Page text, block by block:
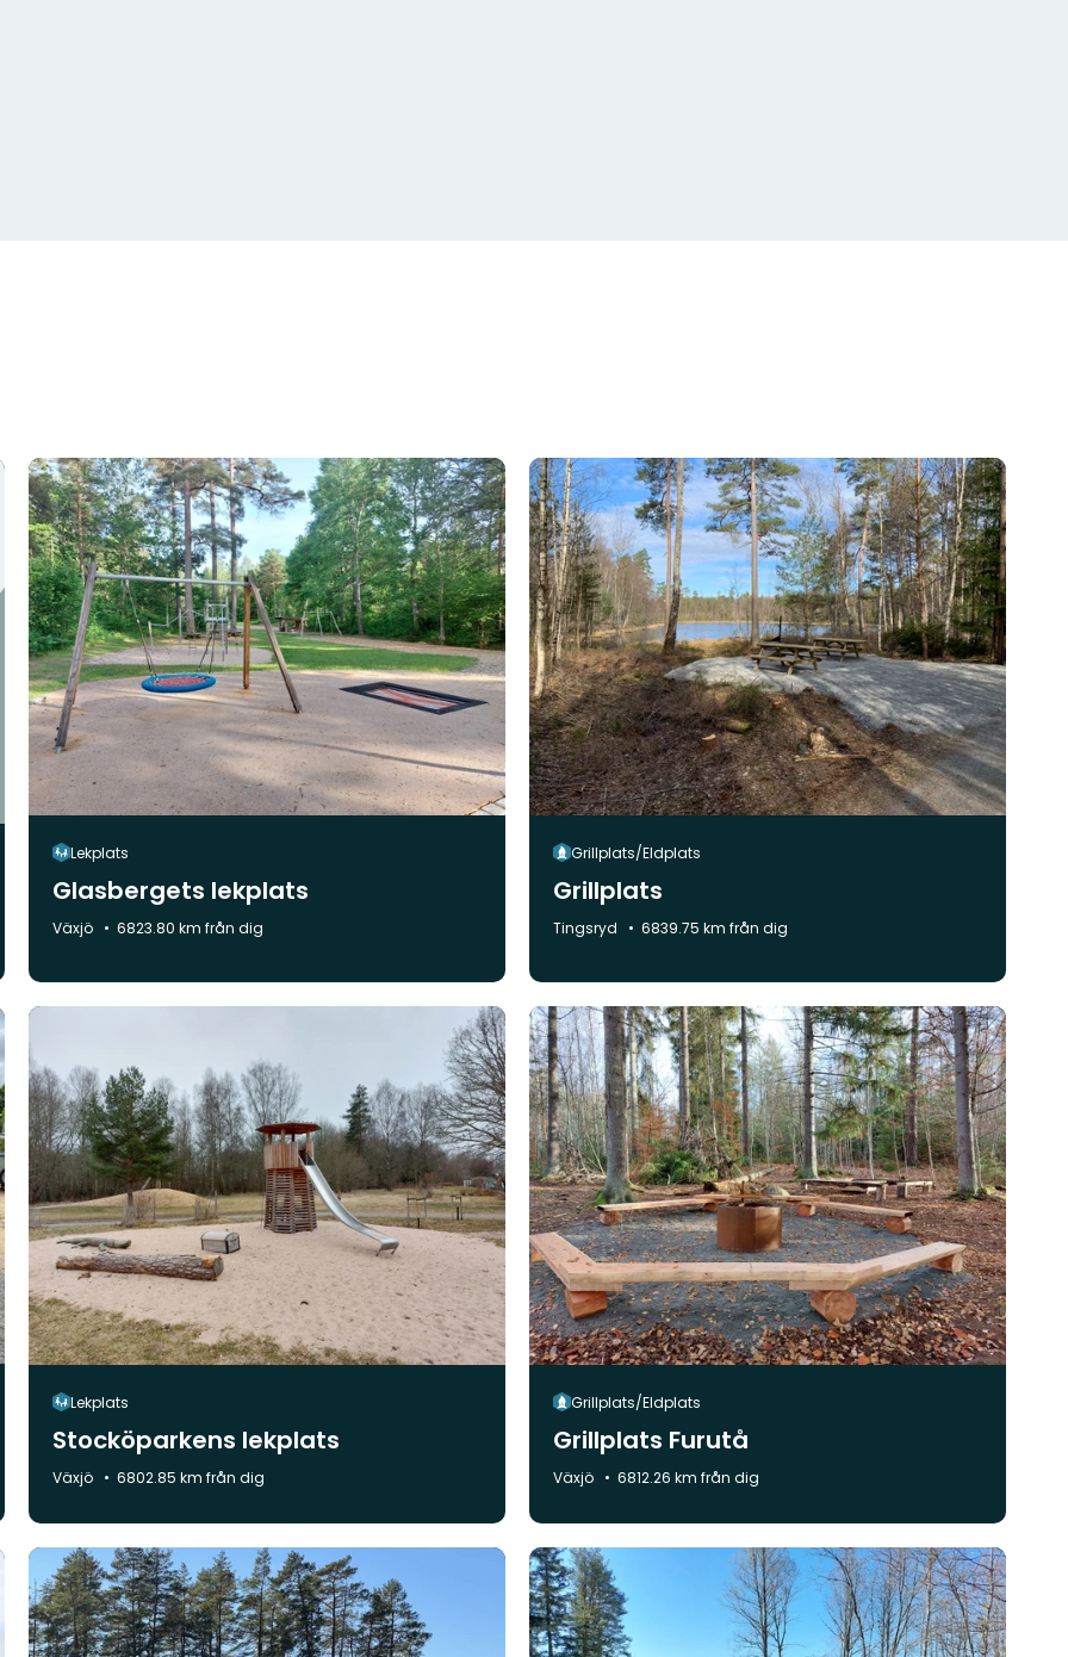
Lekplats
Glasbergets lekplats
Kommun:
Växjö 6823.80 km från dig
Grillplats/Eldplats
Grillplats
Kommun:
Tingsryd 6839.75 km från dig
Lekplats
Stocköparkens lekplats
Kommun:
Växjö 6802.85 km från dig
Grillplats/Eldplats
Grillplats Furutå
Kommun:
Växjö 6812.26 km från dig